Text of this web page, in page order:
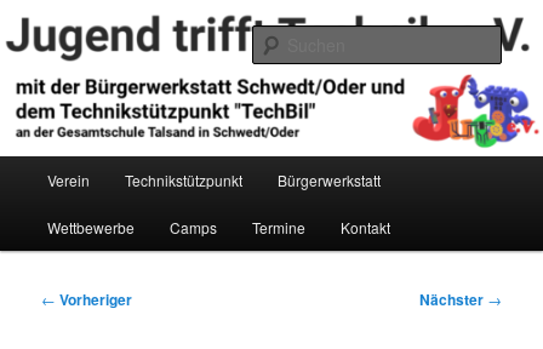
Zum
primären
springenJugend trifft Technik e.V.
Verein Technikstützpunkt Bürgerwerkstatt
Wettbewerbe Camps Termine Kontakt
Beitragsnavigation
← Vorheriger Nächster →